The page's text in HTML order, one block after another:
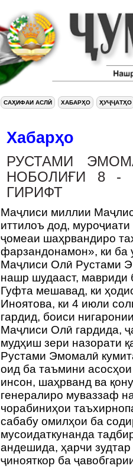
САҲИФАИ АСЛӢ ХАБАРҲО ҲУҶҶАТҲО
Хабарҳо
РУСТАМИ
НОБОЛИҒИ 8 -
ГИРИФТ
Маҷлиси миллии
иттилоъ дод,
ҷомеаи шаҳрвандиро
фарзандонамон», ки ба
Маҷлиси Олӣ Рустами
нашр шудааст, мавриди
Гуфта мешавад, ки
Иноятова, ки 4 июли
гардид, боиси
Маҷлиси Олӣ гардида,
мудҳиш зери назорати
Рустами Эмомалӣ
оид ба таъмини асосҳои
инсон, шаҳрванд ва
генералиро муваззаф
чорабиниҳои
сабабу омилҳои ба
мусоидаткунанда
андешида, ҳарчи
ҷинояткор ба